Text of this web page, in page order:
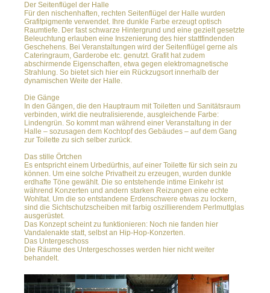
Der Seitenflügel der Halle
Für den nischenhaften, rechten Seitenflügel der Halle wurden
Grafitpigmente verwendet. Ihre dunkle Farbe erzeugt optisch
Raumtiefe. Der fast schwarze Hintergrund und eine gezielt gesetzte
Beleuchtung erlauben eine Inszenierung des hier stattfindenden
Geschehens. Bei Veranstaltungen wird der Seitenflügel gerne als
Cateringraum, Garderobe etc. genutzt. Grafit hat zudem
abschirmende Eigenschaften, etwa gegen elektromagnetische
Strahlung. So bietet sich hier ein Rückzugsort innerhalb der
dynamischen Weite der Halle.
Die Gänge
In den Gängen, die den Hauptraum mit Toiletten und Sanitätsraum
verbinden, wirkt die neutralisierende, ausgleichende Farbe:
Lindengrün. So kommt man während einer Veranstaltung in der
Halle – sozusagen dem Kochtopf des Gebäudes – auf dem Gang
zur Toilette zu sich selber zurück.
Das stille Örtchen
Es entspricht einem Urbedürfnis, auf einer Toilette für sich sein zu
können. Um eine solche Privatheit zu erzeugen, wurden dunkle
erdhafte Töne gewählt. Die so entstehende intime Einkehr ist
während Konzerten und andern starken Reizungen eine echte
Wohltat. Um die so entstandene Erdenschwere etwas zu lockern,
sind die Sichtschutzscheiben mit farbig oszillierendem Perlmuttglas
ausgerüstet.
Das Konzept scheint zu funktionieren: Noch nie fanden hier
Vandalenakte statt, selbst an Hip-Hop-Konzerten.
Das Untergeschoss
Die Räume des Untergeschosses werden hier nicht weiter
behandelt.